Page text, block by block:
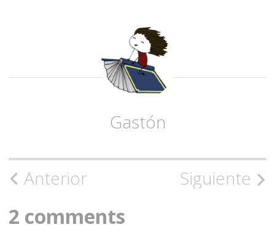
Gastón
Navegación
de
Anterior Siguiente
2 comments